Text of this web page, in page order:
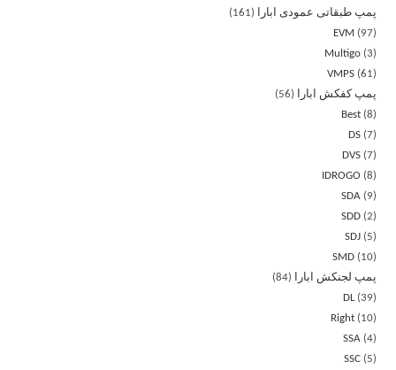
پمپ طبقاتی عمودی ابارا
161
EVM
97
Multigo 3
VMPS 61
پمپ کفکش ابارا
56
Best 8
DS 7
DVS 7
IDROGO
8
SDA
9
SDD 2
SDJ
5
SMD
10
پمپ لجنکش ابارا
84
DL 39
Right
10
SSA 4
SSC
5